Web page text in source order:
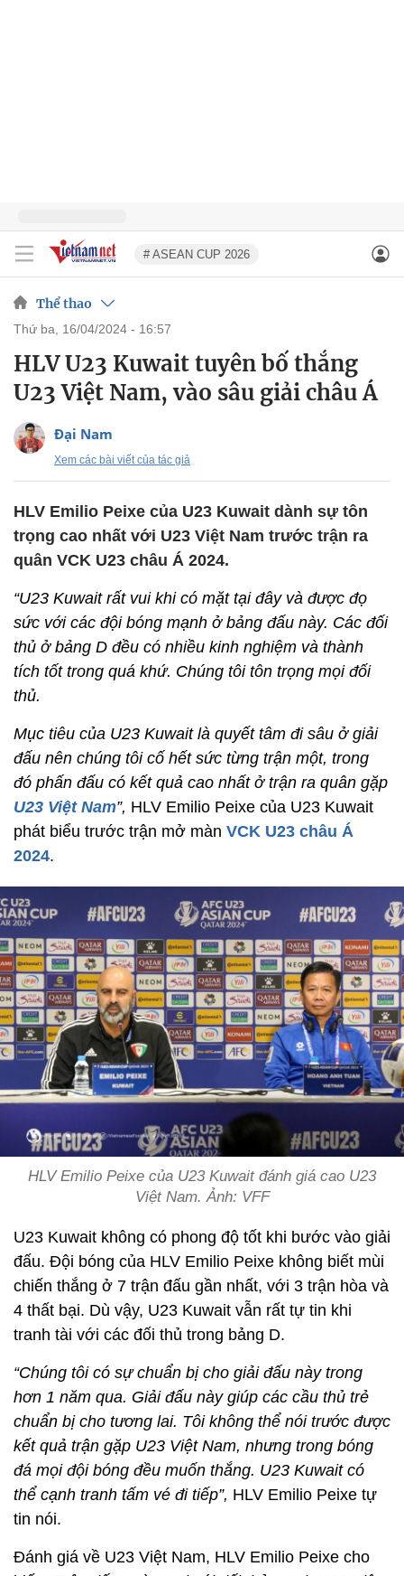
# ASEAN CUP 2026
Thể thao
thứ ba, 16/04/2024 - 16:57
HLV U23 Kuwait tuyên bố thắng
U23 Việt Nam, vào sâu giải châu Á
Đại Nam
Xem các bài viết của tác giả
HLV Emilio Peixe của U23 Kuwait dành sự tôn
trọng cao nhất với U23 Việt Nam trước trận ra
quân VCK U23 châu Á 2024.
“U23 Kuwait rất vui khi có mặt tại đây và được đọ
sức với các đội bóng mạnh ở bảng đấu này. Các đối
thủ ở bảng D đều có nhiều kinh nghiệm và thành
tích tốt trong quá khứ. Chúng tôi tôn trọng mọi đối
thủ.
Mục tiêu của U23 Kuwait là quyết tâm đi sâu ở giải
đấu nên chúng tôi cố hết sức từng trận một, trong
đó phấn đấu có kết quả cao nhất ở trận ra quân gặp
U23 Việt Nam”, HLV Emilio Peixe của U23 Kuwait
phát biểu trước trận mở màn VCK U23 châu Á
2024.
HLV Emilio Peixe của U23 Kuwait đánh giá cao U23
Việt Nam. Ảnh: VFF
U23 Kuwait không có phong độ tốt khi bước vào giải
đấu. Đội bóng của HLV Emilio Peixe không biết mùi
chiến thắng ở 7 trận đấu gần nhất, với 3 trận hòa và
4 thất bại. Dù vậy, U23 Kuwait vẫn rất tự tin khi
tranh tài với các đối thủ trong bảng D.
“Chúng tôi có sự chuẩn bị cho giải đấu này trong
hơn 1 năm qua. Giải đấu này giúp các cầu thủ trẻ
chuẩn bị cho tương lai. Tôi không thể nói trước được
kết quả trận gặp U23 Việt Nam, nhưng trong bóng
đá mọi đội bóng đều muốn thắng. U23 Kuwait có
thể cạnh tranh tấm vé đi tiếp”, HLV Emilio Peixe tự
tin nói.
Đánh giá về U23 Việt Nam, HLV Emilio Peixe cho